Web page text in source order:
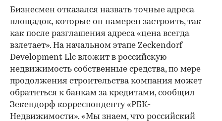
Бизнесмен отказался назвать точные адреса
площадок, которые он намерен застроить, так
как после разглашения адреса «цена всегда
взлетает». На начальном этапе Zeckendorf
Development Llc вложит в российскую
недвижимость собственные средства, по мере
продолжения строительства компания может
обратиться к банкам за кредитами, сообщил
Зекендорф корреспонденту «РБК-
Недвижимости». «Мы знаем, что российский